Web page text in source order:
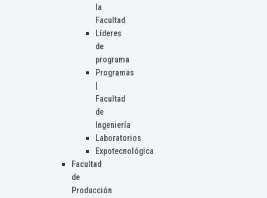
la
Facultad
Líderes
de
programa
Programas
Facultad
de
Ingeniería
Laboratorios
Expotecnológica
Facultad
de
Producción